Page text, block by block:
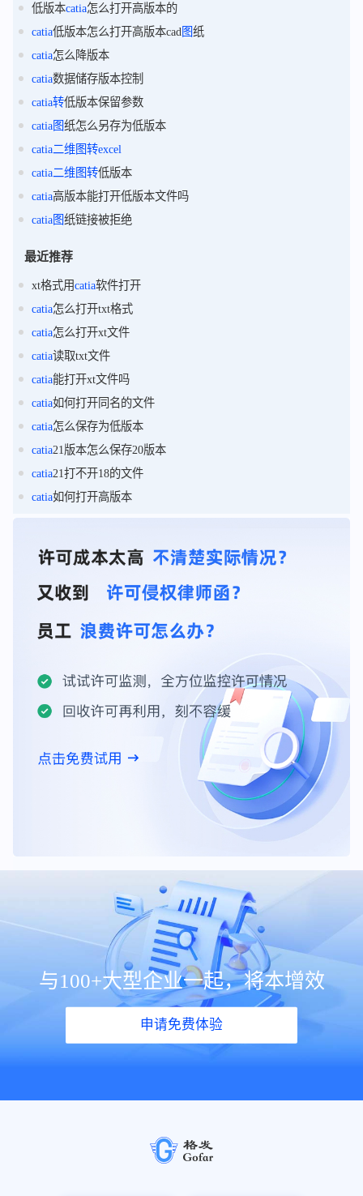
低版本catia怎么打开高版本的
catia低版本怎么打开高版本cad图纸
catia怎么降版本
catia数据储存版本控制
catia转低版本保留参数
catia图纸怎么另存为低版本
catia二维图转excel
catia二维图转低版本
catia高版本能打开低版本文件吗
catia图纸链接被拒绝
最近推荐
xt格式用catia软件打开
catia怎么打开txt格式
catia怎么打开xt文件
catia读取txt文件
catia能打开xt文件吗
catia如何打开同名的文件
catia怎么保存为低版本
catia21版本怎么保存20版本
catia21打不开18的文件
catia如何打开高版本
与100+大型企业一起，将本增效
申请免费体验